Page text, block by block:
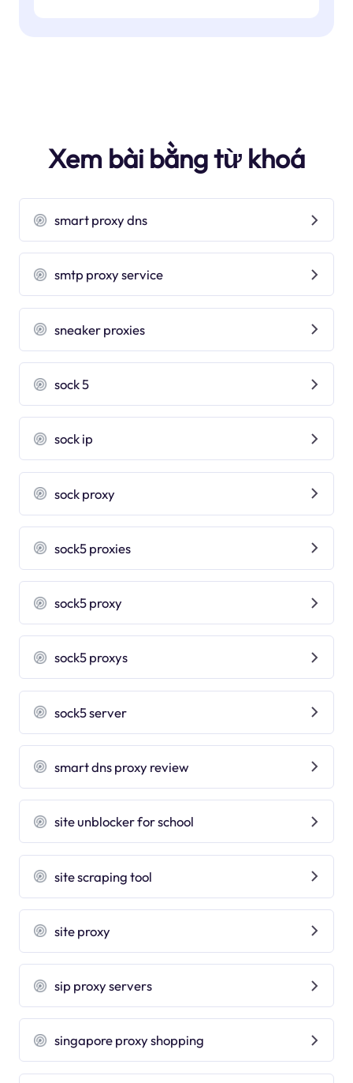
Xem bài bằng từ khoá
smart proxy dns
smtp proxy service
sneaker proxies
sock 5
sock ip
sock proxy
sock5 proxies
sock5 proxy
sock5 proxys
sock5 server
smart dns proxy review
site unblocker for school
site scraping tool
site proxy
sip proxy servers
singapore proxy shopping